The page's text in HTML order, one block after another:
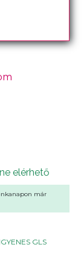
elérhető
már
GLS